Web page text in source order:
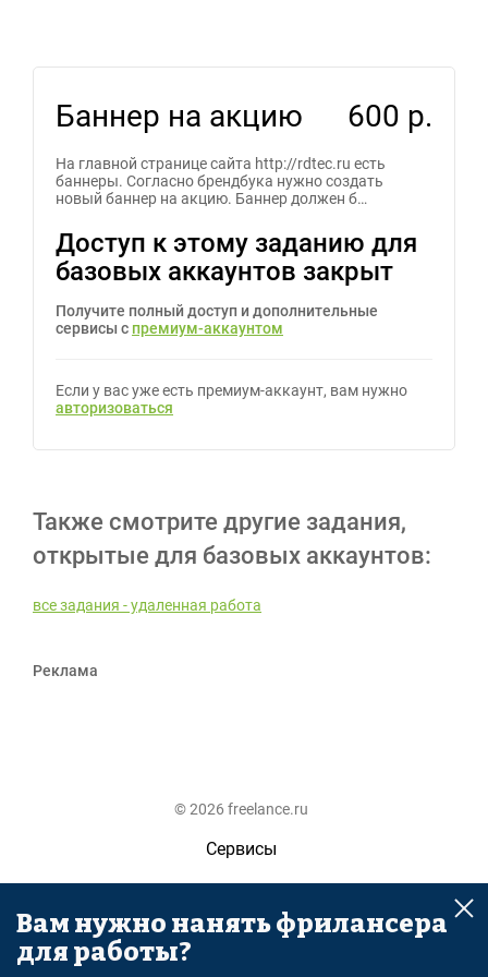
Баннер на акцию 600 р.
На главной странице сайта http://rdtec.ru есть
баннеры. Согласно брендбука нужно создать
новый баннер на акцию. Баннер должен б…
Доступ к этому заданию для
базовых аккаунтов закрыт
Получите полный доступ и дополнительные
сервисы с премиум-аккаунтом
Если у вас уже есть премиум-аккаунт, вам нужно
авторизоваться
Также смотрите другие задания,
открытые для базовых аккаунтов:
все задания - удаленная работа
Реклама
© 2026 freelance.ru
Сервисы
Помощь
Поиск
Вам нужно нанять фрилансера
для работы?